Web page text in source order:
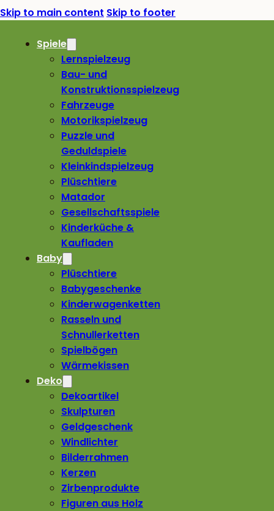
Skip to main content Skip to footer
Spiele
Lernspielzeug
Bau- und
Konstruktionsspielzeug
Fahrzeuge
Motorikspielzeug
Puzzle und
Geduldspiele
Kleinkindspielzeug
Plüschtiere
Matador
Gesellschaftsspiele
Kinderküche &
Kaufladen
Baby
Plüschtiere
Babygeschenke
Kinderwagenketten
Rasseln und
Schnullerketten
Spielbögen
Wärmekissen
Deko
Dekoartikel
Skulpturen
Geldgeschenk
Windlichter
Bilderrahmen
Kerzen
Zirbenprodukte
Figuren aus Holz